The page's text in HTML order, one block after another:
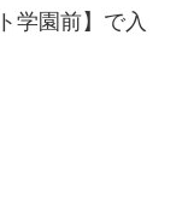
学園前】で入